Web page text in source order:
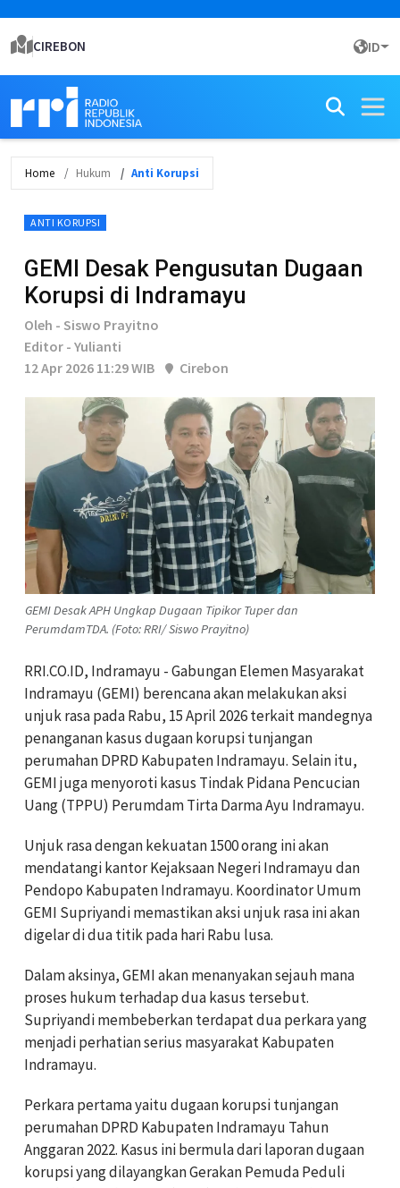
CIREBON ID
Home Hukum Anti Korupsi
ANTI KORUPSI
GEMI Desak Pengusutan Dugaan
Korupsi di Indramayu
Oleh - Siswo Prayitno
Editor - Yulianti
12 Apr 2026 11:29 WIB
Cirebon
GEMI Desak APH Ungkap Dugaan Tipikor Tuper dan
PerumdamTDA. (Foto: RRI/ Siswo Prayitno)
RRI.CO.ID, Indramayu - Gabungan Elemen Masyarakat
Indramayu (GEMI) berencana akan melakukan aksi
unjuk rasa pada Rabu, 15 April 2026 terkait mandegnya
penanganan kasus dugaan korupsi tunjangan
perumahan DPRD Kabupaten Indramayu. Selain itu,
GEMI juga menyoroti kasus Tindak Pidana Pencucian
Uang (TPPU) Perumdam Tirta Darma Ayu Indramayu.
Unjuk rasa dengan kekuatan 1500 orang ini akan
mendatangi kantor Kejaksaan Negeri Indramayu dan
Pendopo Kabupaten Indramayu. Koordinator Umum
GEMI Supriyandi memastikan aksi unjuk rasa ini akan
digelar di dua titik pada hari Rabu lusa.
Dalam aksinya, GEMI akan menanyakan sejauh mana
proses hukum terhadap dua kasus tersebut.
Supriyandi membeberkan terdapat dua perkara yang
menjadi perhatian serius masyarakat Kabupaten
Indramayu.
Perkara pertama yaitu dugaan korupsi tunjangan
perumahan DPRD Kabupaten Indramayu Tahun
Anggaran 2022. Kasus ini bermula dari laporan dugaan
korupsi yang dilayangkan Gerakan Pemuda Peduli